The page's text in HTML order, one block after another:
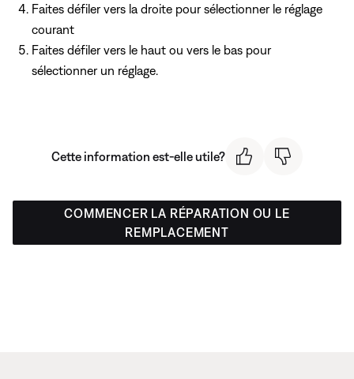
Faites défiler vers la droite pour sélectionner le réglage
courant
Faites défiler vers le haut ou vers le bas pour
sélectionner un réglage.
Cette information est-elle utile?
COMMENCER LA RÉPARATION OU LE
REMPLACEMENT